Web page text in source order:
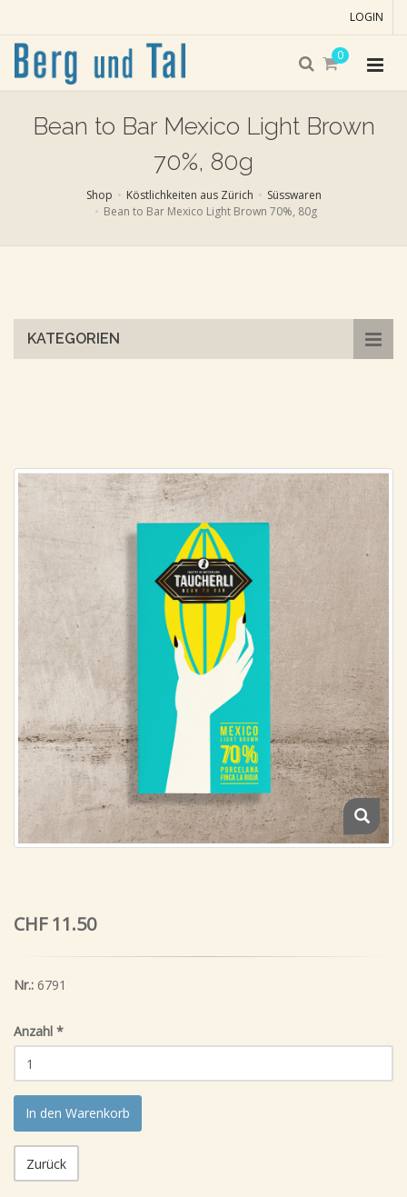
LOGIN
0
Bean to Bar Mexico Light Brown
70%, 80g
Shop Köstlichkeiten aus Zürich
Süsswaren
Bean to Bar Mexico Light Brown 70%, 80g
KATEGORIEN
CHF 11.50
Nr.: 6791
Anzahl *
In den Warenkorb
Zurück